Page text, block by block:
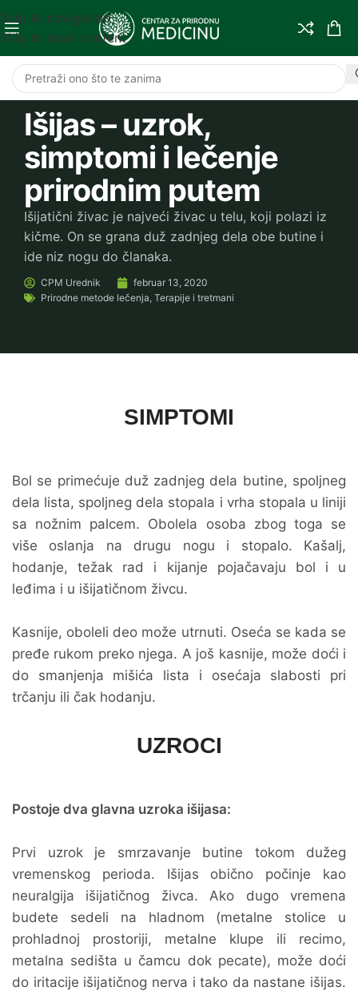
Skip to navigation
Skip to main content
Išijas – uzrok,
simptomi i lečenje
prirodnim putem
Išijatični živac je najveći živac u telu, koji polazi iz
kičme. On se grana duž zadnjeg dela obe butine i
ide niz nogu do članaka.
CPM Urednik
februar 13, 2020
Prirodne metode lečenja,Terapije i tretmani
SIMPTOMI
Bol se primećuje duž zadnjeg dela butine, spoljneg
dela lista, spoljneg dela stopala i vrha stopala u liniji
sa nožnim palcem. Obolela osoba zbog toga se
više oslanja na drugu nogu i stopalo. Kašalj,
hodanje, težak rad i kijanje pojačavaju bol i u
leđima i u išijatičnom živcu.
Kasnije, oboleli deo može utrnuti. Oseća se kada se
pređe rukom preko njega. A još kasnije, može doći i
do smanjenja mišića lista i osećaja slabosti pri
trčanju ili čak hodanju.
UZROCI
Postoje dva glavna uzroka išijasa:
Prvi uzrok je smrzavanje butine tokom dužeg
vremenskog perioda. Išijas obično počinje kao
neuralgija išijatičnog živca. Ako dugo vremena
budete sedeli na hladnom (metalne stolice u
prohladnoj prostoriji, metalne klupe ili recimo,
metalna sedišta u čamcu dok pecate), može doći
do iritacije išijatičnog nerva i tako da nastane išijas.